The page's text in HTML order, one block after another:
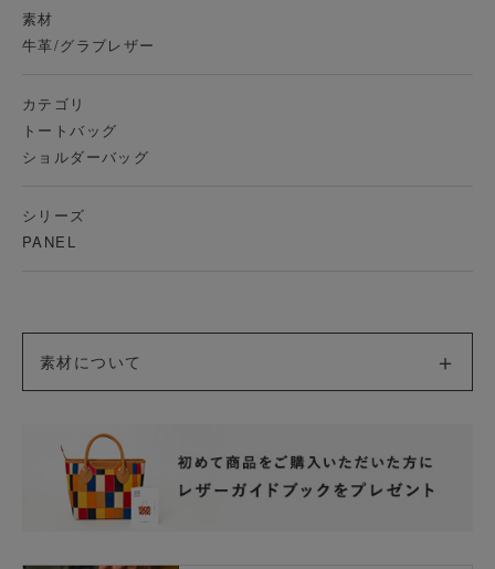
素材
牛革/グラブレザー
カテゴリ
トートバッグ
ショルダーバッグ
シリーズ
PANEL
素材について